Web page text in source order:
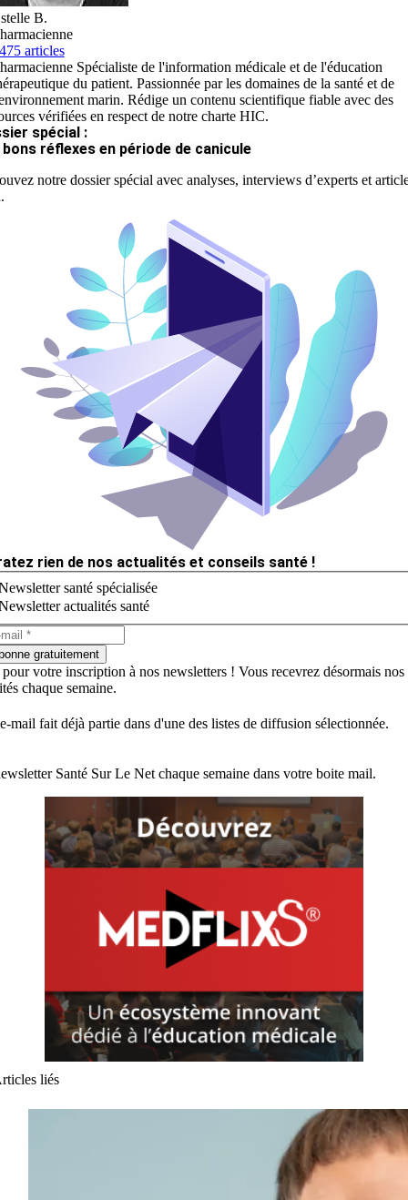
B.
articles
Spécialiste de l'information médicale et de l'éducation
du patient. Passionnée par les domaines de la santé et de
marin. Rédige un contenu scientifique fiable avec des
vérifiées en respect de notre charte HIC.
spécial :
bons réflexes en période de canicule
notre dossier spécial avec analyses, interviews d’experts et
rien de nos actualités et conseils santé !
santé spécialisée
actualités santé
gratuitement
votre inscription à nos newsletters ! Vous recevrez désormais nos
chaque semaine.
mail fait déjà partie dans d'une des listes de diffusion sélectionnée.
Santé Sur Le Net chaque semaine dans votre boite mail.
liés